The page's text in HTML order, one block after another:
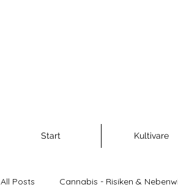
Start Kultivare
All Posts Cannabis - Risiken &